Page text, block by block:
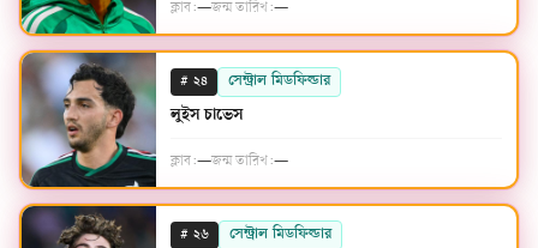
ক্লাব:—জন্ম তারিখ:—
# ২৪ সেন্ট্রাল মিডফিল্ডার
লুইস চাভেস
ক্লাব:—জন্ম তারিখ:—
# ২৬ সেন্ট্রাল মিডফিল্ডার